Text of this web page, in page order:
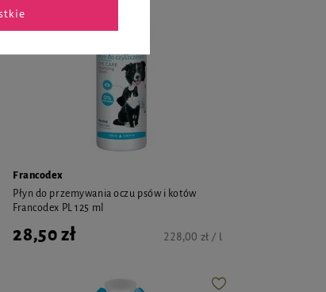
Francodex
Płyn do przemywania oczu psów i kotów
Francodex PL 125 ml
28,50 zł 228,00 zł / l